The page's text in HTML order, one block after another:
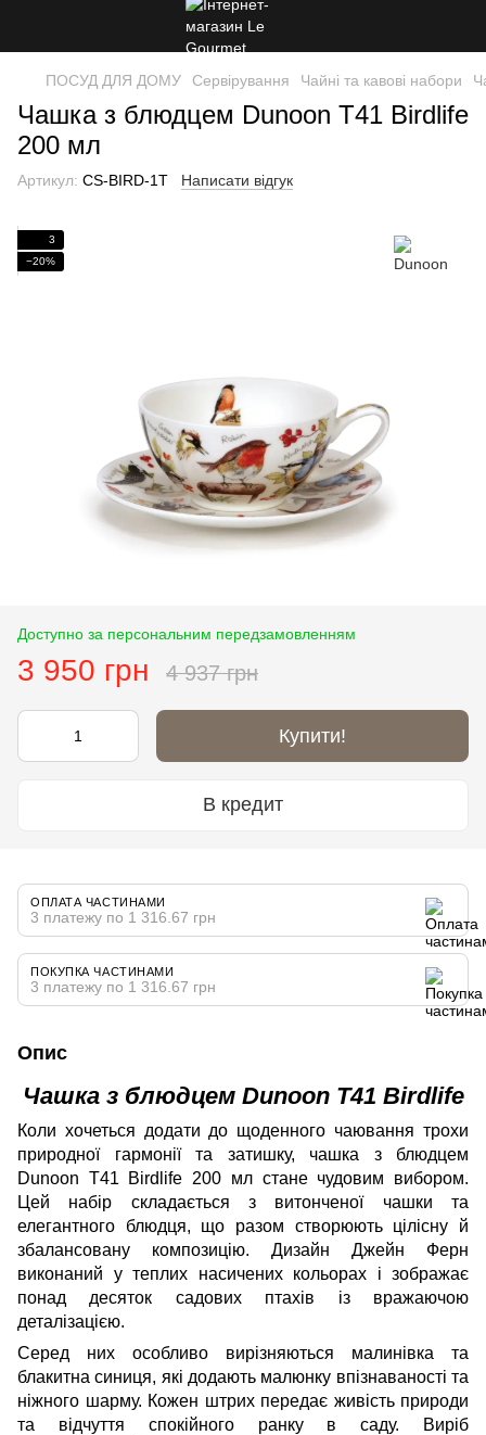
ПОСУД ДЛЯ ДОМУ Сервірування Чайні та кавові набори
Чашка з блюдцем Dunoon T41 Birdlife
200 мл
Артикул: CS-BIRD-1T Написати відгук
3
−20%
Доступно за персональним передзамовленням
3 950 грн 4 937 грн
Купити!
В кредит
ОПЛАТА ЧАСТИНАМИ
3 платежу по 1 316.67 грн
ПОКУПКА ЧАСТИНАМИ
3 платежу по 1 316.67 грн
Опис
Чашка з блюдцем Dunoon T41 Birdlife
Коли хочеться додати до щоденного чаювання трохи
природної гармонії та затишку, чашка з блюдцем
Dunoon T41 Birdlife 200 мл стане чудовим вибором.
Цей набір складається з витонченої чашки та
елегантного блюдця, що разом створюють цілісну й
збалансовану композицію. Дизайн Джейн Ферн
виконаний у теплих насичених кольорах і зображає
понад десяток садових птахів із вражаючою
деталізацією.
Серед них особливо вирізняються малинівка та
блакитна синиця, які додають малюнку впізнаваності та
ніжного шарму. Кожен штрих передає живість природи
та відчуття спокійного ранку в саду. Виріб